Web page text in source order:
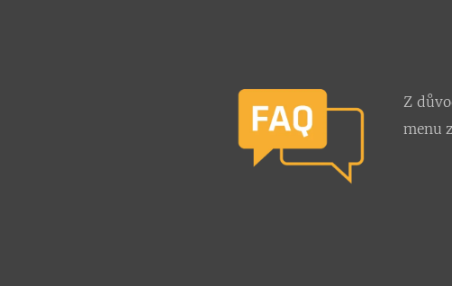
Z
menu